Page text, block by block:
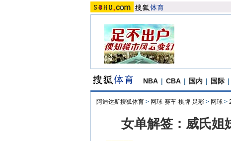
NBA | CBA | 国内 | 国际 |
阿迪达斯搜狐体育 > 网球-赛车-棋牌-足彩 > 网球 >
女单解签：威氏姐